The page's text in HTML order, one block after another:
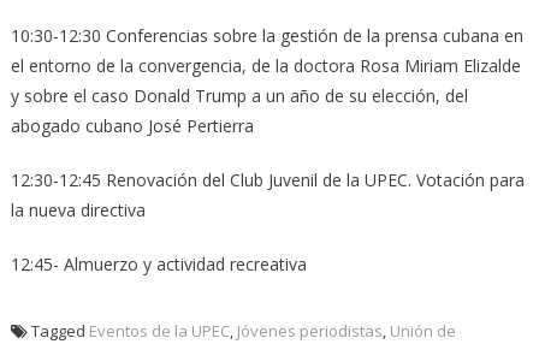
10:30-12:30 Conferencias sobre la gestión de la prensa cubana en
el entorno de la convergencia, de la doctora Rosa Miriam Elizalde
y sobre el caso Donald Trump a un año de su elección, del
abogado cubano José Pertierra
12:30-12:45 Renovación del Club Juvenil de la UPEC. Votación para
la nueva directiva
12:45- Almuerzo y actividad recreativa
Tagged Eventos de la UPEC, Jóvenes periodistas, Unión de